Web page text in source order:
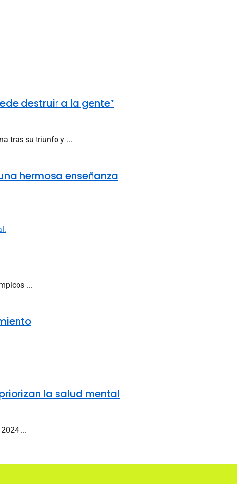
destruir a la gente”
tras su triunfo y ...
hermosa enseñanza
...
la salud mental
...